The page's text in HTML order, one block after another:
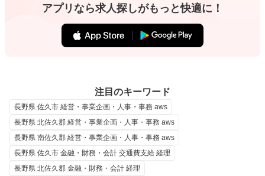
アプリなら求人探しがもっと快適に！
注目のキーワード
長野県 佐久市 経営・事業企画・人事・事務 aws
長野県 北佐久郡 経営・事業企画・人事・事務 aws
長野県 南佐久郡 経営・事業企画・人事・事務 aws
長野県 佐久市 金融・財務・会計 交通費支給 経理
長野県 北佐久郡 金融・財務・会計 経理